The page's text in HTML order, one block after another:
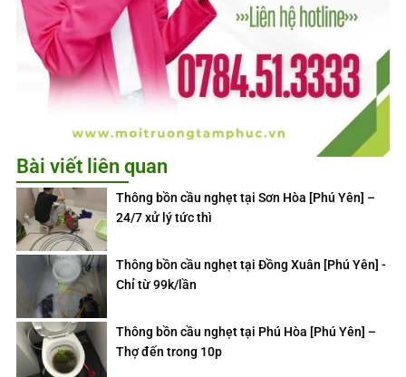
Bài viết liên quan
Thông bồn cầu nghẹt tại Sơn Hòa [Phú Yên] –
24/7 xử lý tức thì
Thông bồn cầu nghẹt tại Đồng Xuân [Phú Yên] -
Chỉ từ 99k/lần
Thông bồn cầu nghẹt tại Phú Hòa [Phú Yên] –
Thợ đến trong 10p